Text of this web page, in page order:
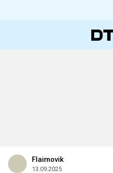
Flaimovik
13.09.2025